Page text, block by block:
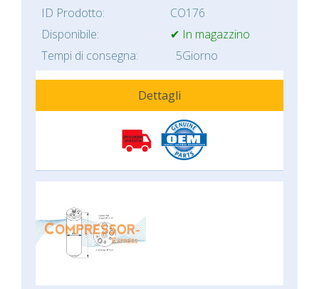
ID Prodotto:
CO176
Disponibile:
✔ In magazzino
Tempi di consegna:
5Giorno
Dettagli